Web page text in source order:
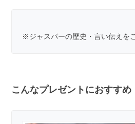
※ジャスパーの歴史・言い伝え を
こんなプレゼントにおすすめ